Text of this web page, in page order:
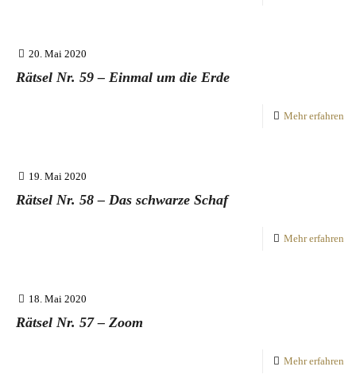
20. Mai 2020
Rätsel Nr. 59 – Einmal um die Erde
Mehr erfahren
19. Mai 2020
Rätsel Nr. 58 – Das schwarze Schaf
Mehr erfahren
18. Mai 2020
Rätsel Nr. 57 – Zoom
Mehr erfahren